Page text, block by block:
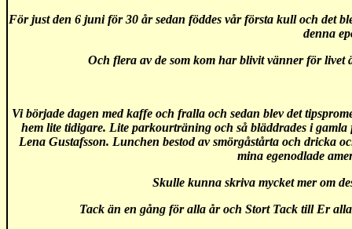
För just den 6 juni för 30 år sedan föddes vår första kull och det
denna
Och flera av de som kom har blivit vänner för
Vi började dagen med kaffe och fralla och sedan blev det
hem lite tidigare. Lite parkourträning och så bläddrades i
Lena Gustafsson. Lunchen bestod av smörgåstårta och dricka
mina egenodlade
Skulle kunna skriva mycket mer om
Tack än en gång för alla år och Stort Tack till Er